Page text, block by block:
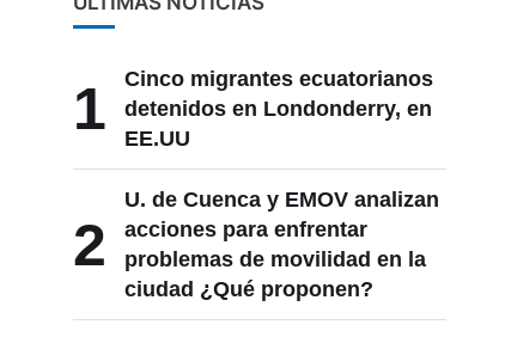
1
Cinco migrantes ecuatorianos
detenidos en Londonderry, en
EE.UU
2
U. de Cuenca y EMOV analizan
acciones para enfrentar
problemas de movilidad en la
ciudad ¿Qué proponen?